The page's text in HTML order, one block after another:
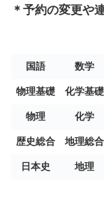
＊予約の変更や
国語 数学
物理基礎 化学基礎
物理 化学
歴史総合 地理総合
日本史 地理